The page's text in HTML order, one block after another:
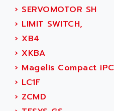
LFL
ALTIVAR 58
ABR7
VR1B
MDLD
MENTOR 2
KRC1
ARNATRONIC
ARO
ARPEGE
ARPS
ARROW PNEUMATIC
ARSEFRAM
› SERVOMOTOR SH
› LIMIT SWITCH,
› XB4
› XKBA
› Magelis Compact iPC
› LC1F
› ZCMD